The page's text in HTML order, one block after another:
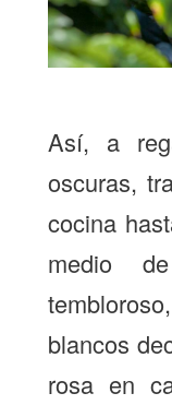
Así, a
oscuras,
cocina
medio
blancos
rosa en